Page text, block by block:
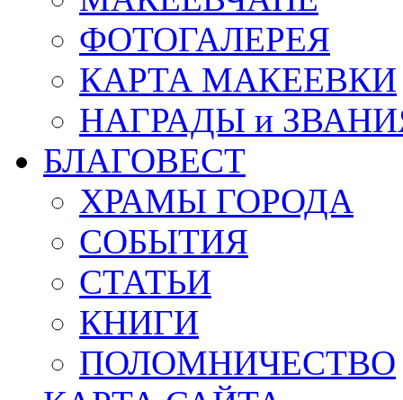
ФОТОГАЛЕРЕЯ
КАРТА МАКЕЕВКИ
НАГРАДЫ и
БЛАГОВЕСТ
ХРАМЫ ГОРОДА
СОБЫТИЯ
СТАТЬИ
КНИГИ
ПОЛОМНИЧЕСТВО